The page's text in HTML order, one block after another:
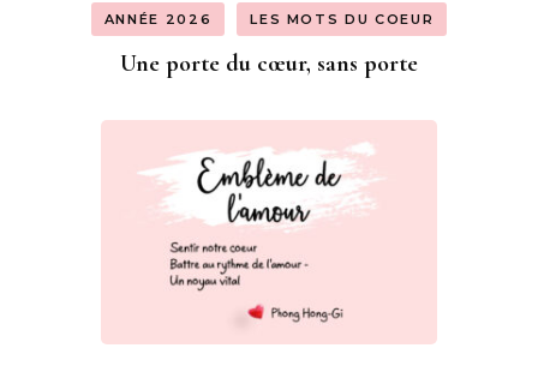
ANNÉE 2026 LES MOTS DU COEUR
Une porte du cœur, sans porte